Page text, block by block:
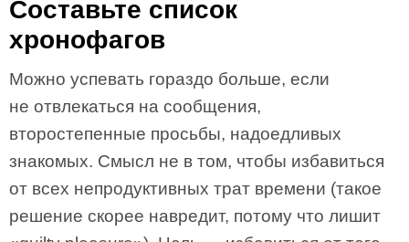
Составьте список
хронофагов
Можно успевать гораздо больше, если
не отвлекаться на сообщения,
второстепенные просьбы, надоедливых
знакомых. Смысл не в том, чтобы избавиться
от всех непродуктивных трат времени (такое
решение скорее навредит, потому что лишит